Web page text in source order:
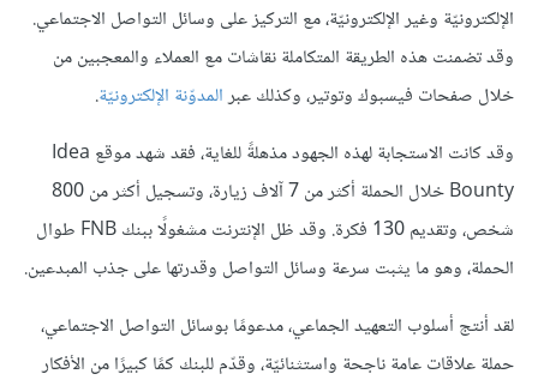
الإلكترونيّة وغير الإلكترونيّة، مع التركيز على وسائل التواصل الاجتماعي.
وقد تضمنت هذه الطريقة المتكاملة نقاشات مع العملاء والمعجبين من
خلال صفحات فيسبوك وتوتير، وكذلك عبرالمدوّنة الإلكترونيّة.
وقد كانت الاستجابة لهذه الجهود مذهلةً للغاية، فقد شهد موقع Idea
Bounty خلال الحملة أكثر من 7 آلاف زيارة، وتسجيل أكثر من 800
شخص، وتقديم 130 فكرة. وقد ظل الإنترنت مشغولًا ببنك FNB طوال
الحملة، وهو ما يثبت سرعة وسائل التواصل وقدرتها على جذب المبدعين.
لقد أنتج أسلوب التعهيد الجماعي، مدعومًا بوسائل التواصل الاجتماعي،
حملة علاقات عامة ناجحة واستثنائيّة، وقدّم للبنك كمًا كبيرًا من الأفكار